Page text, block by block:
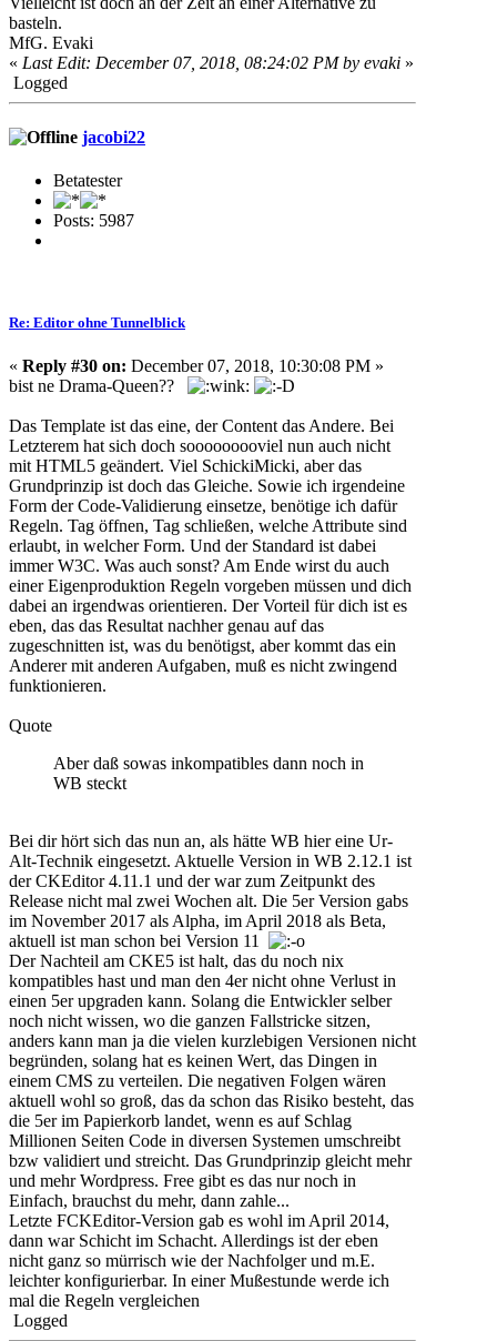
basteln.
MfG. Evaki
« Last Edit: December 07, 2018, 08:24:02 PM by evaki »
Logged
jacobi22
Betatester
Posts: 5987
Re: Editor ohne Tunnelblick
« Reply #30 on: December 07, 2018, 10:30:08 PM »
bist ne Drama-Queen??
Das Template ist das eine, der Content das Andere. Bei
Letzterem hat sich doch sooooooooviel nun auch nicht
mit HTML5 geändert. Viel SchickiMicki, aber das
Grundprinzip ist doch das Gleiche. Sowie ich irgendeine
Form der Code-Validierung einsetze, benötige ich dafür
Regeln. Tag öffnen, Tag schließen, welche Attribute sind
erlaubt, in welcher Form. Und der Standard ist dabei
immer W3C. Was auch sonst? Am Ende wirst du auch
einer Eigenproduktion Regeln vorgeben müssen und dich
dabei an irgendwas orientieren. Der Vorteil für dich ist es
eben, das das Resultat nachher genau auf das
zugeschnitten ist, was du benötigst, aber kommt das ein
Anderer mit anderen Aufgaben, muß es nicht zwingend
funktionieren.
Quote
Aber daß sowas inkompatibles dann noch in
WB steckt
Bei dir hört sich das nun an, als hätte WB hier eine Ur-
Alt-Technik eingesetzt. Aktuelle Version in WB 2.12.1 ist
der CKEditor 4.11.1 und der war zum Zeitpunkt des
Release nicht mal zwei Wochen alt. Die 5er Version gabs
im November 2017 als Alpha, im April 2018 als Beta,
aktuell ist man schon bei Version 11
Der Nachteil am CKE5 ist halt, das du noch nix
kompatibles hast und man den 4er nicht ohne Verlust in
einen 5er upgraden kann. Solang die Entwickler selber
noch nicht wissen, wo die ganzen Fallstricke sitzen,
anders kann man ja die vielen kurzlebigen Versionen nicht
begründen, solang hat es keinen Wert, das Dingen in
einem CMS zu verteilen. Die negativen Folgen wären
aktuell wohl so groß, das da schon das Risiko besteht, das
die 5er im Papierkorb landet, wenn es auf Schlag
Millionen Seiten Code in diversen Systemen umschreibt
bzw validiert und streicht. Das Grundprinzip gleicht mehr
und mehr Wordpress. Free gibt es das nur noch in
Einfach, brauchst du mehr, dann zahle...
Letzte FCKEditor-Version gab es wohl im April 2014,
dann war Schicht im Schacht. Allerdings ist der eben
nicht ganz so mürrisch wie der Nachfolger und m.E.
leichter konfigurierbar. In einer Mußestunde werde ich
mal die Regeln vergleichen
Logged